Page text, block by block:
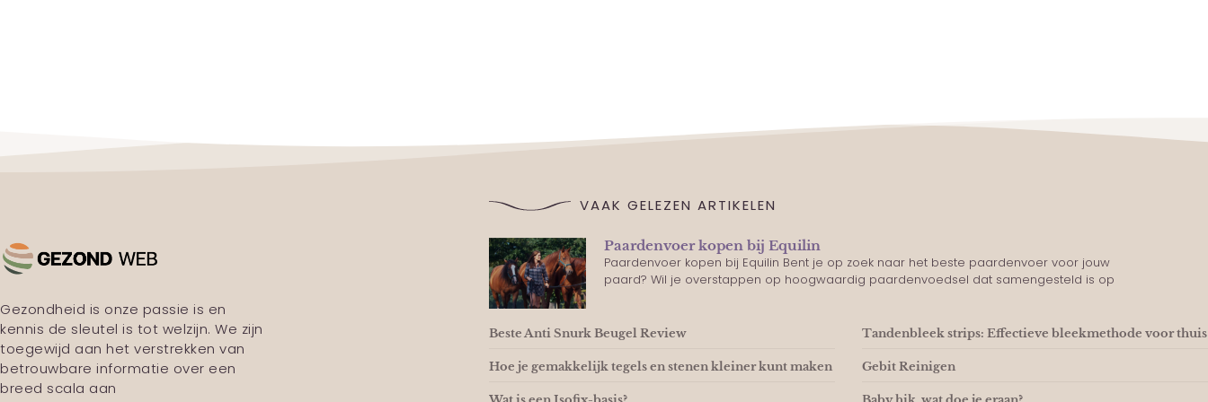
Gezondheid is onze passie is en
kennis de sleutel is tot welzijn. We zijn
toegewijd aan het verstrekken van
betrouwbare informatie over een
breed scala aan
VAAK GELEZEN ARTIKELEN
Paardenvoer kopen bij Equilin
Paardenvoer kopen bij Equilin Bent je op zoek naar het beste paardenvoer voor jouw
paard? Wil je overstappen op hoogwaardig paardenvoedsel dat samengesteld is op
Beste Anti Snurk Beugel Review Tandenbleek strips: Effectieve bleekmethode voor thuis
Hoe je gemakkelijk tegels en stenen kleiner kunt maken Gebit Reinigen